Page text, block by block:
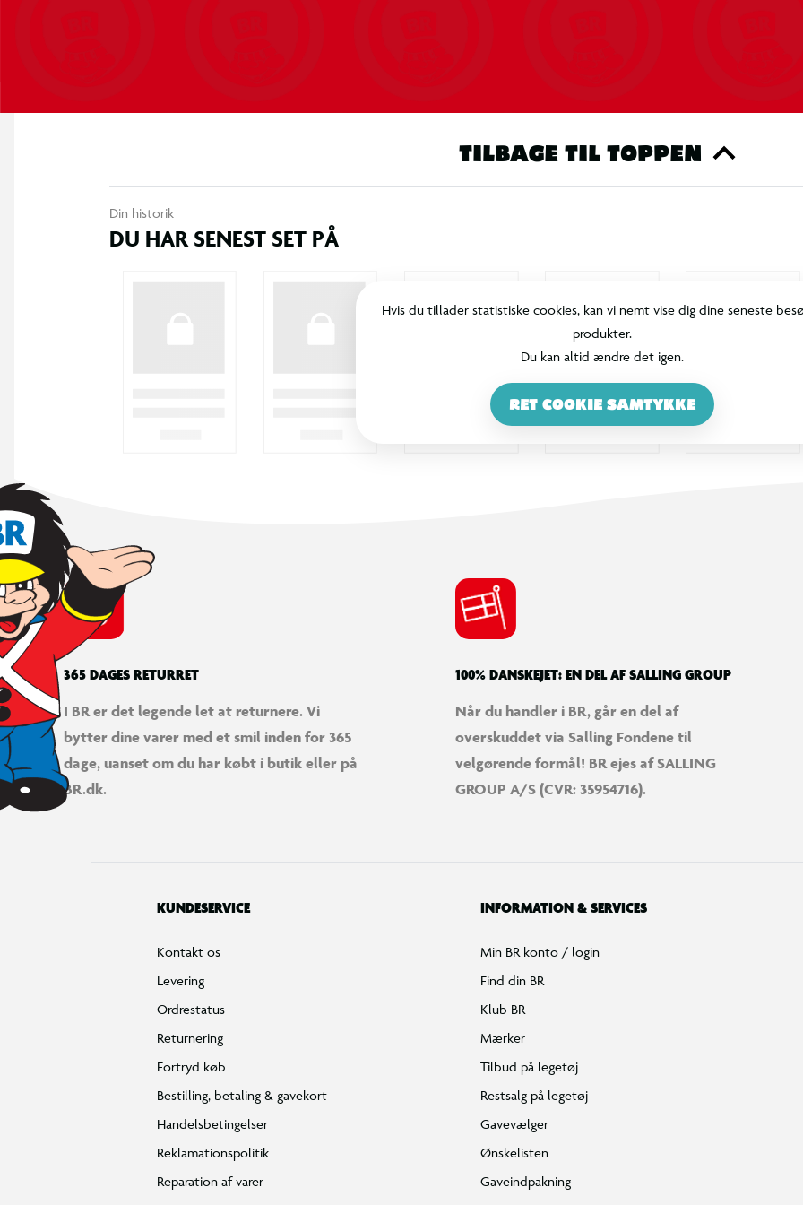
TILBAGE TIL TOPPEN
Din historik
DU HAR SENEST SET PÅ
Hvis du tillader statistiske cookies, kan vi nemt vise dig dine seneste
produkter.
Du kan altid ændre det igen.
RET COOKIE SAMTYKKE
365 DAGES RETURRET
I BR er det legende let at returnere. Vi
bytter dine varer med et smil inden for 365
dage, uanset om du har købt i butik eller på
BR.dk.
100% DANSKEJET: EN DEL AF SALLING GROUP
Når du handler i BR, går en del af
overskuddet via Salling Fondene til
velgørende formål! BR ejes af SALLING
GROUP A/S (CVR: 35954716).
KUNDESERVICE
Kontakt os
Levering
Ordrestatus
Returnering
Fortryd køb
Bestilling, betaling & gavekort
Handelsbetingelser
Reklamationspolitik
Reparation af varer
INFORMATION & SERVICES
Min BR konto / login
Find din BR
Klub BR
Mærker
Tilbud på legetøj
Restsalg på legetøj
Gavevælger
Ønskelisten
Gaveindpakning